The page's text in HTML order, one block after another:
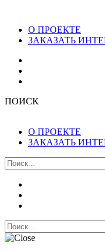
О ПРОЕКТЕ
ЗАКАЗАТЬ
ПОИСК
О ПРОЕКТЕ
ЗАКАЗАТЬ